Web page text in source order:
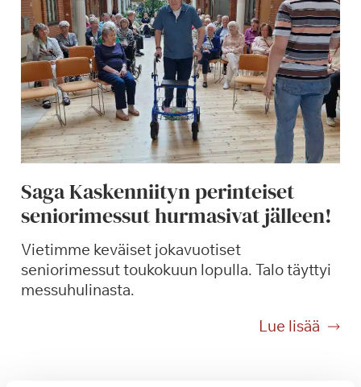
o
i
n
e
n
k
e
s
p
ä
ä
g
Saga Kaskenniityn perinteiset
seniorimessut hurmasivat jälleen!
Vietimme keväiset jokavuotiset
seniorimessut toukokuun lopulla. Talo täyttyi
messuhulinasta.
Lue lisää
S